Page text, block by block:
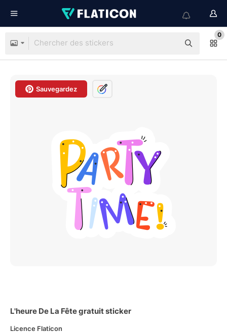
0
Sauvegardez
L'heure De La Fête gratuit sticker
Licence Flaticon